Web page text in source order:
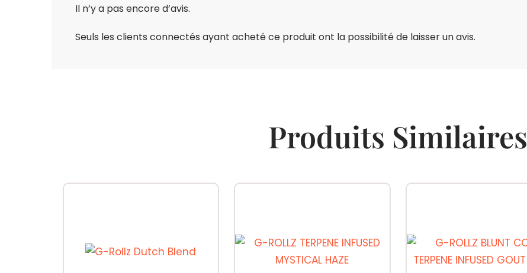
Il n’y a pas encore d’avis.
Seuls les clients connectés ayant acheté ce produit ont la possibilité de laisser un avis.
Produits Similaires